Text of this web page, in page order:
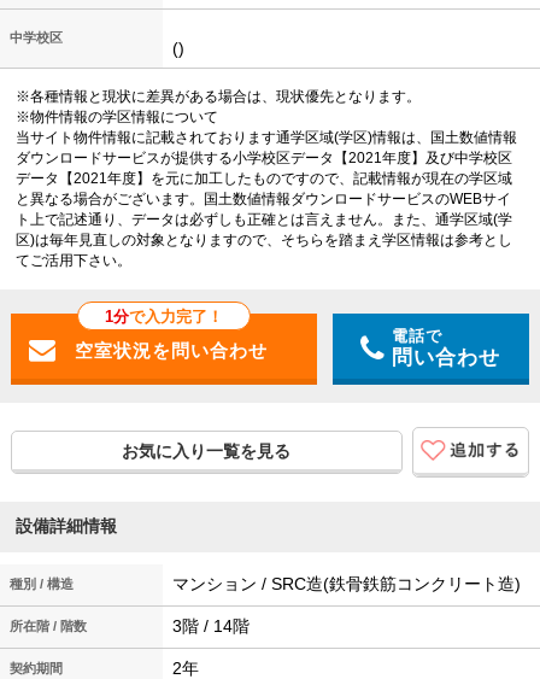
中学校区
()
※各種情報と現状に差異がある場合は、現状優先となります。
※物件情報の学区情報について
当サイト物件情報に記載されております通学区域(学区)情報は、国土数値情報
ダウンロードサービスが提供する小学校区データ【2021年度】及び中学校区
データ【2021年度】を元に加工したものですので、記載情報が現在の学区域
と異なる場合がございます。国土数値情報ダウンロードサービスのWEBサイ
ト上で記述通り、データは必ずしも正確とは言えません。また、通学区域(学
区)は毎年見直しの対象となりますので、そちらを踏まえ学区情報は参考とし
てご活用下さい。
1分で入力完了！
電話で
問い合わせ
お気に入り一覧を見る
設備詳細情報
種別 / 構造 マンション / SRC造(鉄骨鉄筋コンクリート造)
所在階 / 階数 3階 / 14階
契約期間 2年